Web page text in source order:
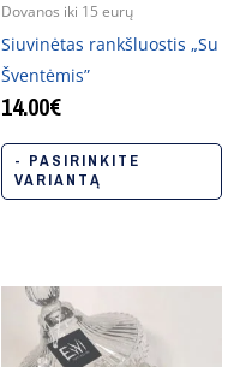
Dovanos iki 15 eurų
Siuvinėtas rankšluostis „Su
Šventėmis”
14.00€
- PASIRINKITE
VARIANTĄ